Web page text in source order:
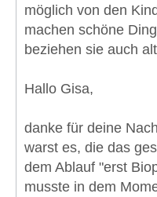
möglich von den
machen schöne
beziehen sie auch
Hallo Gisa,
danke für deine
warst es, die das
dem Ablauf "erst
musste in dem